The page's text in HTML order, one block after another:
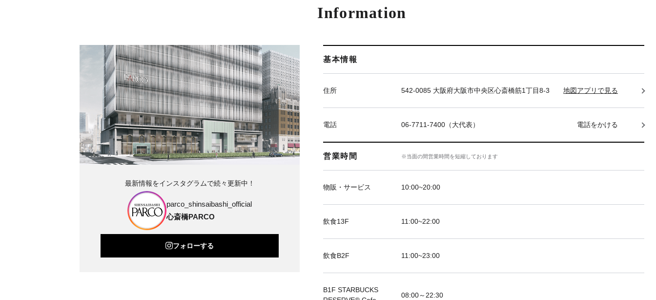
Information
基本情報
住所 542-0085 大阪府大阪市中央区心斎橋筋1丁目8-3 地図アプリで見る
電話 06-7711-7400（大代表） 電話をかける
営業時間 ※当面の間営業時間を短縮しております
物販・サービス 10:00~20:00
飲食13F 11:00~22:00
飲食B2F 11:00~23:00
B1F STARBUCKS
08:00～22:30
最新情報をインスタグラムで続々更新中！
parco_shinsaibashi_official
心斎橋PARCO
フォローする